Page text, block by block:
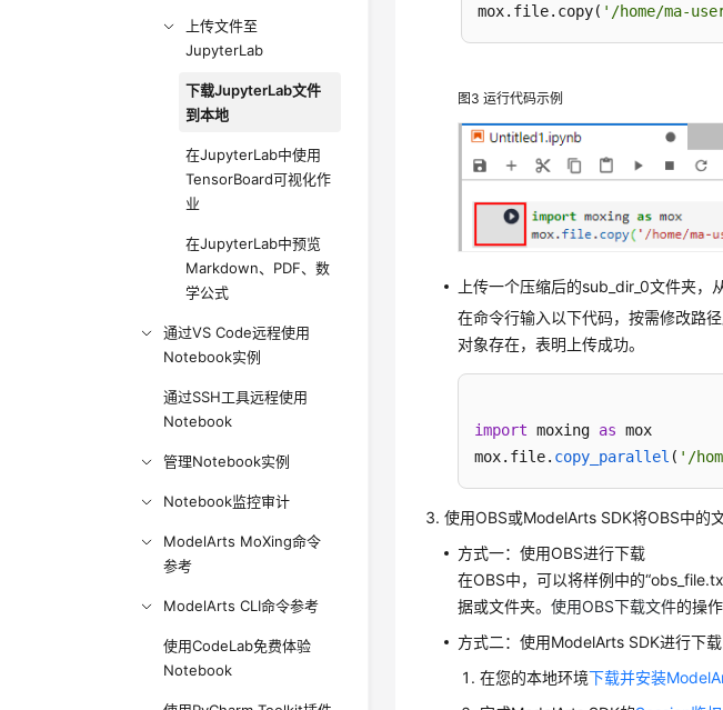
上传文件至
JupyterLab
下载JupyterLab文件
到本地
在JupyterLab中使用
TensorBoard可视化作
业
在JupyterLab中预览
Markdown、PDF、数
学公式
通过VS Code远程使用
Notebook实例
通过SSH工具远程使用
Notebook
管理Notebook实例
Notebook监控审计
ModelArts MoXing命令
参考
ModelArts CLI命令参考
使用CodeLab免费体验
Notebook
mox.file.copy( '/home/ma-
图3运行代码示例
上传一个压缩后的sub_dir_0文件夹，
在命令行输入以下代码，按需修改路
对象存在，表明上传成功。
import moxing as mox
mox. file. copy_parallel ( '/
使用OBS或ModelArts SDK将OBS中的
方式一：使用OBS进行下载
在OBS中，可以将样例中的
据或文件夹。使用OBS下载文件的操
方式二：使用ModelArts SDK进行下载
在您的本地环境下载并安装